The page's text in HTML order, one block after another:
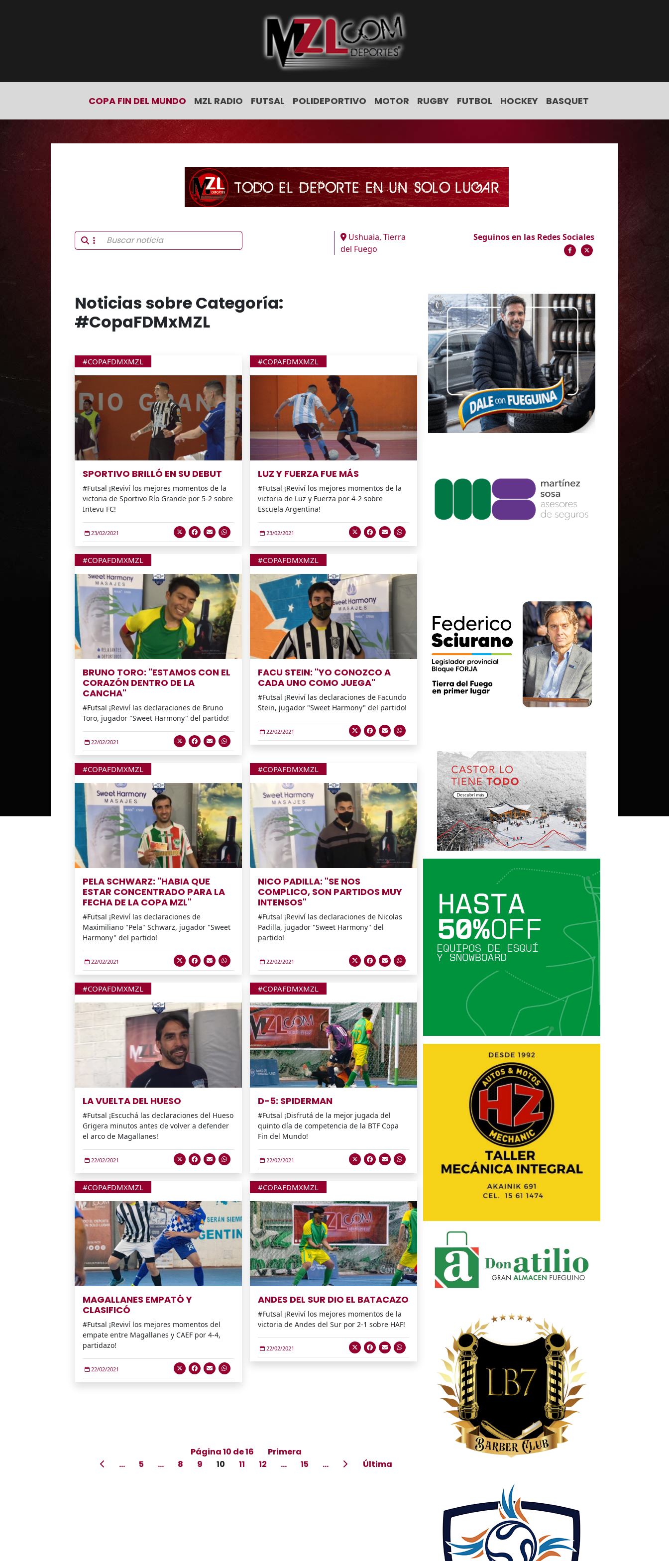
COPA FIN DEL MUNDO MZL RADIO FUTSAL POLIDEPORTIVO MOTOR RUGBY FUTBOL HOCKEY BASQUET
Ushuaia, Tierra
del Fuego
Seguinos en las Redes Sociales
Noticias sobre Categoría:
#CopaFDMxMZL
#COPAFDMXMZL
SPORTIVO BRILLÓ EN SU DEBUT
#Futsal ¡Reviví los mejores momentos de la
victoria de Sportivo Río Grande por 5-2 sobre
Intevu FC!
23/02/2021
#COPAFDMXMZL
LUZ Y FUERZA FUE MÁS
#Futsal ¡Reviví los mejores momentos de la
victoria de Luz y Fuerza por 4-2 sobre
Escuela Argentina!
23/02/2021
#COPAFDMXMZL
BRUNO TORO: "ESTAMOS CON EL
CORAZÓN DENTRO DE LA
CANCHA"
#Futsal ¡Reviví las declaraciones de Bruno
Toro, jugador "Sweet Harmony" del partido!
22/02/2021
#COPAFDMXMZL
FACU STEIN: "YO CONOZCO A
CADA UNO COMO JUEGA"
#Futsal ¡Reviví las declaraciones de Facundo
Stein, jugador "Sweet Harmony" del partido!
22/02/2021
#COPAFDMXMZL
PELA SCHWARZ: "HABIA QUE
ESTAR CONCENTRADO PARA LA
FECHA DE LA COPA MZL"
#Futsal ¡Reviví las declaraciones de
Maximiliano "Pela" Schwarz, jugador "Sweet
Harmony" del partido!
22/02/2021
#COPAFDMXMZL
NICO PADILLA: "SE NOS
COMPLICO, SON PARTIDOS MUY
INTENSOS"
#Futsal ¡Reviví las declaraciones de Nicolas
Padilla, jugador "Sweet Harmony" del
partido!
22/02/2021
#COPAFDMXMZL
LA VUELTA DEL HUESO
#Futsal ¡Escuchá las declaraciones del Hueso
Grigera minutos antes de volver a defender
el arco de Magallanes!
22/02/2021
#COPAFDMXMZL
D-5: SPIDERMAN
#Futsal ¡Disfrutá de la mejor jugada del
quinto día de competencia de la BTF Copa
Fin del Mundo!
22/02/2021
#COPAFDMXMZL
MAGALLANES EMPATÓ Y
CLASIFICÓ
#Futsal ¡Reviví los mejores momentos del
empate entre Magallanes y CAEF por 4-4,
partidazo!
22/02/2021
#COPAFDMXMZL
ANDES DEL SUR DIO EL BATACAZO
#Futsal ¡Reviví los mejores momentos de la
victoria de Andes del Sur por 2-1 sobre HAF!
22/02/2021
Página 10 de 16
Primera
...
5 ... 8 9 10 11 12 ... 15 ... Última